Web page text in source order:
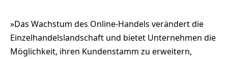
»Das Wachstum des Online-Handels verändert die
Einzelhandelslandschaft und bietet Unternehmen die
Möglichkeit, ihren Kundenstamm zu erweitern,